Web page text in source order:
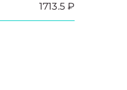
1713.5 ₽